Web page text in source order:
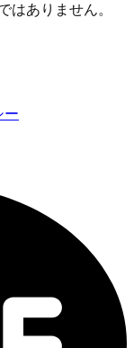
はありません。
ー